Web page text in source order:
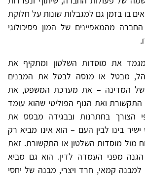
בו בזמן גם למגבלות שונות על חלוקת
מהמאפיינים של המון פסיכולוגי
את מוסדות השלטון ומתקיף את
מבטל או מנסה לבטל את המבנים
של המדינה – את מערכת המשפט, את
ואת הגוף הפוליטי שהוא עומד
הצורך בחתרנות ובבגידה מבסס את
בינו לבין העם – הוא אינו מביא רק
מול מוסדות השלטון או התקשורת. זאת
מפני העמדה לדין. הוא גם מביא
קמאי, חרד ויצרי, מבנה של יחסי